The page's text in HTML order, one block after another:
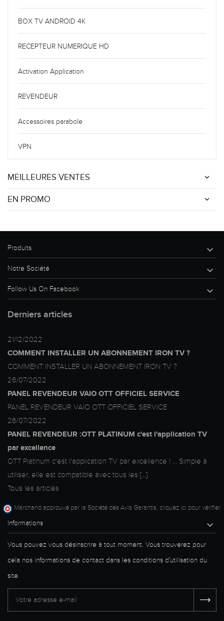
BOX TV ANDROID 4K
RECEPTEUR NUMERIQUE HD
Activation Application
REVENDEUR
Accessoires parabole
VPN
MEILLEURES VENTES
EN PROMO
Informations 
Vous pouvez vous désinscrire à tout moment. Vous trouverez pour
cela nos informations de contact dans les conditions d'utilisation du
site.
Produits 
Notre Société 
Follow Us On Facebook 
Derniers articles
21/12/2022
COMMENT INSTALLER UN ABONNEMENT IRON TV ?
COMMENT INSTALLER UN ABONNEMENT IRON TV ?
26/07/2022
PANEL REVENDEUR VAIO OTT OFFICIEL SERVICE
PANEL REVENDEUR VAIO OTT OFFICIEL SERVICE
26/07/2022
PANEL REVENDEUR :OTT PLATINUM c'est l'application TV
par excellence
OTT Platinum c'est l'application TV par excellence ! ... Simple à
utiliser, elle est compatible avec tous les [...]
Tous les articles
Marchand approuvé par la Société des Avis Garantis, cliquez ici pour vérifier.